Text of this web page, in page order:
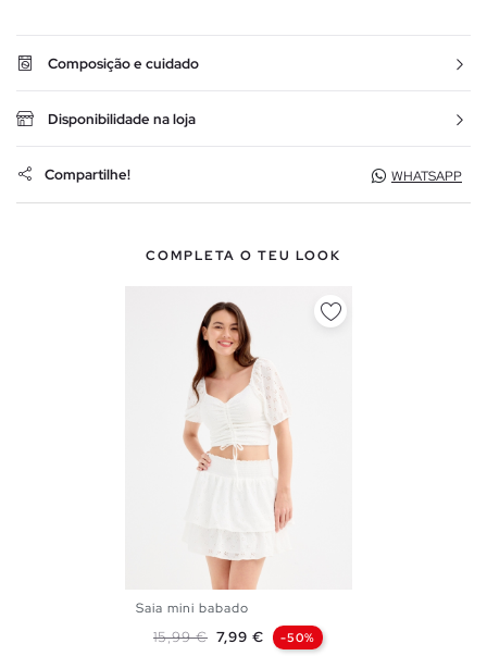
Composição e cuidado
Disponibilidade na loja
Compartilhe! WHATSAPP
COMPLETA O TEU LOOK
Saia mini babado
Preço normal
15,99 € Preço
7,99 € -50%